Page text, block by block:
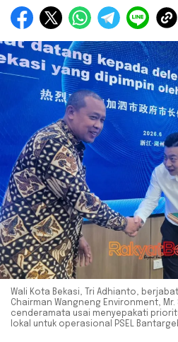
Wali Kota Bekasi, Tri Adhianto,
Chairman Wangneng Environment,
cenderamata usai menyepakati
lokal untuk operasional PSEL